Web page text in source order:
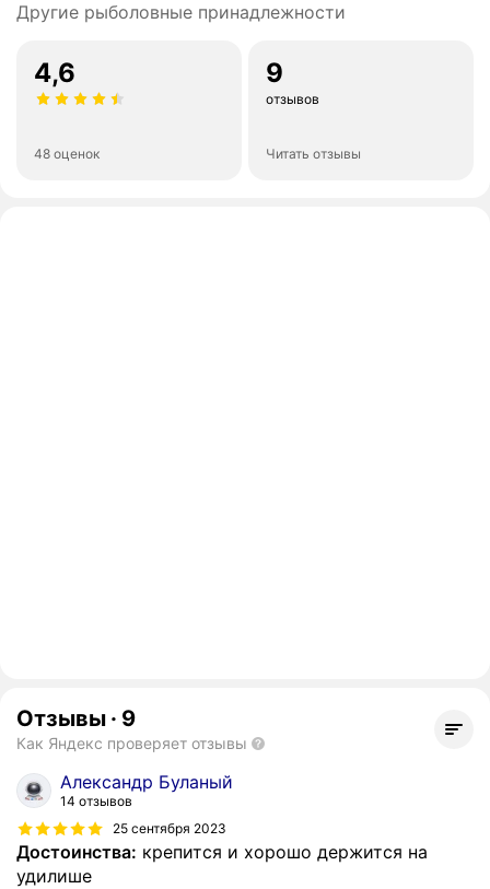
Другие рыболовные принадлежности
4,6
48 оценок
9
отзывов
Читать отзывы
Отзывы · 9
Как Яндекс проверяет отзывы
Александр Буланый
14 отзывов
25 сентября 2023
Достоинства: крепится и хорошо держится на
удилише